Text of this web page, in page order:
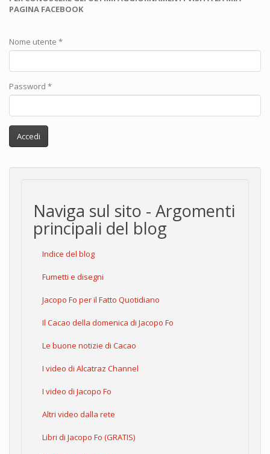
PAGINA FACEBOOK
Nome utente *
Password *
Accedi
Naviga sul sito - Argomenti
principali del blog
Indice del blog
Fumetti e disegni
Jacopo Fo per il Fatto Quotidiano
Il Cacao della domenica di Jacopo Fo
Le buone notizie di Cacao
I video di Alcatraz Channel
I video di Jacopo Fo
Altri video dalla rete
Libri di Jacopo Fo (GRATIS)